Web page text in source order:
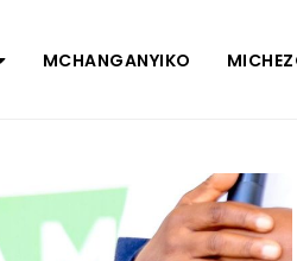
MCHANGANYIKO